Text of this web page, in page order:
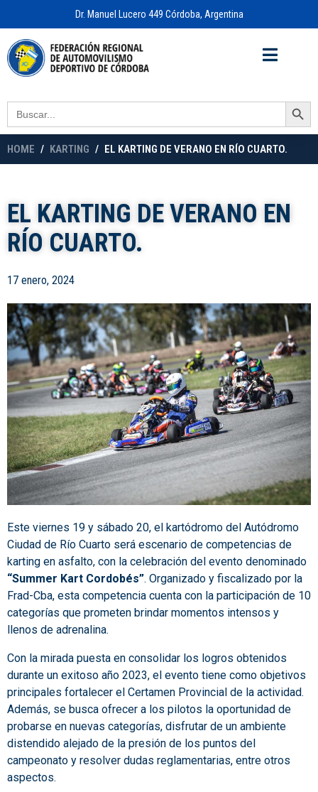
Dr. Manuel Lucero 449 Córdoba, Argentina
Search
for:
Search Button
HOME KARTING EL KARTING DE VERANO EN RÍO CUARTO.
EL KARTING DE VERANO EN
RÍO CUARTO.
17 enero, 2024
Este viernes 19 y sábado 20, el kartódromo del Autódromo
Ciudad de Río Cuarto será escenario de competencias de
karting en asfalto, con la celebración del evento denominado
“Summer Kart Cordobés”. Organizado y fiscalizado por la
Frad-Cba, esta competencia cuenta con la participación de 10
categorías que prometen brindar momentos intensos y
llenos de adrenalina.
Con la mirada puesta en consolidar los logros obtenidos
durante un exitoso año 2023, el evento tiene como objetivos
principales fortalecer el Certamen Provincial de la actividad.
Además, se busca ofrecer a los pilotos la oportunidad de
probarse en nuevas categorías, disfrutar de un ambiente
distendido alejado de la presión de los puntos del
campeonato y resolver dudas reglamentarias, entre otros
aspectos.